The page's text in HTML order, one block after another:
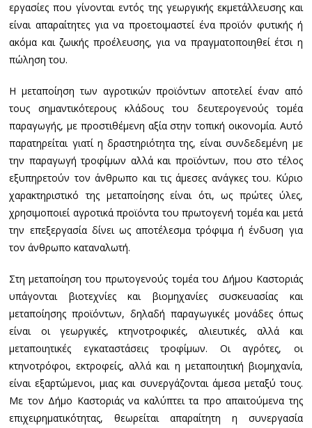
εργασίες που γίνονται εντός της γεωργικής εκμετάλλευσης και
είναι απαραίτητες για να προετοιμαστεί ένα προϊόν φυτικής ή
ακόμα και ζωικής προέλευσης, για να πραγματοποιηθεί έτσι η
πώληση του.
Η μεταποίηση των αγροτικών προϊόντων αποτελεί έναν από
τους σημαντικότερους κλάδους του δευτερογενούς τομέα
παραγωγής, με προστιθέμενη αξία στην τοπική οικονομία. Αυτό
παρατηρείται γιατί η δραστηριότητα της, είναι συνδεδεμένη με
την παραγωγή τροφίμων αλλά και προϊόντων, που στο τέλος
εξυπηρετούν τον άνθρωπο και τις άμεσες ανάγκες του. Κύριο
χαρακτηριστικό της μεταποίησης είναι ότι, ως πρώτες ύλες,
χρησιμοποιεί αγροτικά προϊόντα του πρωτογενή τομέα και μετά
την επεξεργασία δίνει ως αποτέλεσμα τρόφιμα ή ένδυση για
τον άνθρωπο καταναλωτή.
Στη μεταποίηση του πρωτογενούς τομέα του Δήμου Καστοριάς
υπάγονται βιοτεχνίες και βιομηχανίες συσκευασίας και
μεταποίησης προϊόντων, δηλαδή παραγωγικές μονάδες όπως
είναι οι γεωργικές, κτηνοτροφικές, αλιευτικές, αλλά και
μεταποιητικές εγκαταστάσεις τροφίμων. Οι αγρότες, οι
κτηνοτρόφοι, εκτροφείς, αλλά και η μεταποιητική βιομηχανία,
είναι εξαρτώμενοι, μιας και συνεργάζονται άμεσα μεταξύ τους.
Με τον Δήμο Καστοριάς να καλύπτει τα προ απαιτούμενα της
επιχειρηματικότητας, θεωρείται απαραίτητη η συνεργασία